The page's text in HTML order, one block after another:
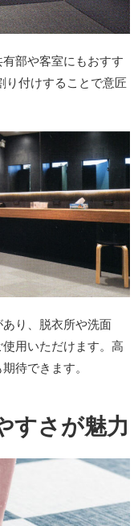
部や客室にもおすす
り付けすることで意匠
り、脱衣所や洗面
用いただけます。高
待できます。
すさが魅力